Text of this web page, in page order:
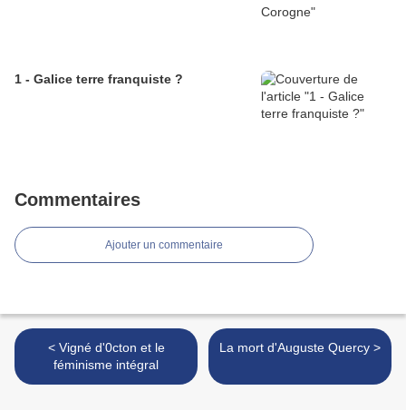
1 - Galice terre franquiste ?
Commentaires
Ajouter un commentaire
< Vigné d'0cton et le
féminisme intégral
La mort d'Auguste Quercy >